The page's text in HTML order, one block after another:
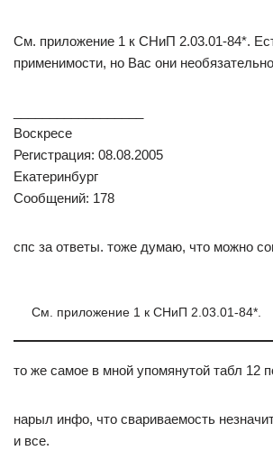
См. приложение 1 к СНиП 2.03.01-84*.
применимости, но Вас они
Воскресе
Регистрация: 08.08.2005
Екатеринбург
Сообщений: 178
спс за ответы. тоже думаю, что можно
См. приложение 1 к СНиП 2.03.01-84*.
то же самое в мной упомянутой табл 12
нарыл инфо, что свариваемость
и все.